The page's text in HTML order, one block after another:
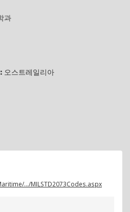
과
오스트레일리아
.../MILSTD2073Codes.aspx